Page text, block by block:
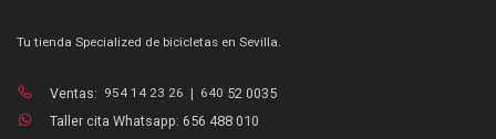
Tu tienda Specialized de bicicletas en Sevilla.
Ventas: 954 14 23 26 | 640 52 0035
Taller cita Whatsapp: 656 488 010